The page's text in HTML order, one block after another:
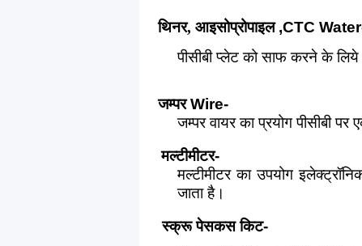
थिनर, आइसोप्रोपाइल ,CTC
पीसीबी प्लेट को साफ करने के
जम्पर Wire-
जम्पर वायर का प्रयोग पीसीबी
मल्टीमीटर-
मल्टीमीटर का उपयोग
जाता है।
स्क्रू पेसकस किट-